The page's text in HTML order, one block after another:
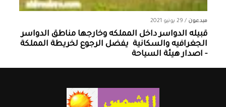
مبدعون / 29 يونيو 2021
قبيله الدواسر داخل المملكه وخارجها ‏مناطق الدواسر
الجغرافيه والسكانية ‏ يفضل الرجوع لخريطة المملكة
- اصدار هيئة السياحة